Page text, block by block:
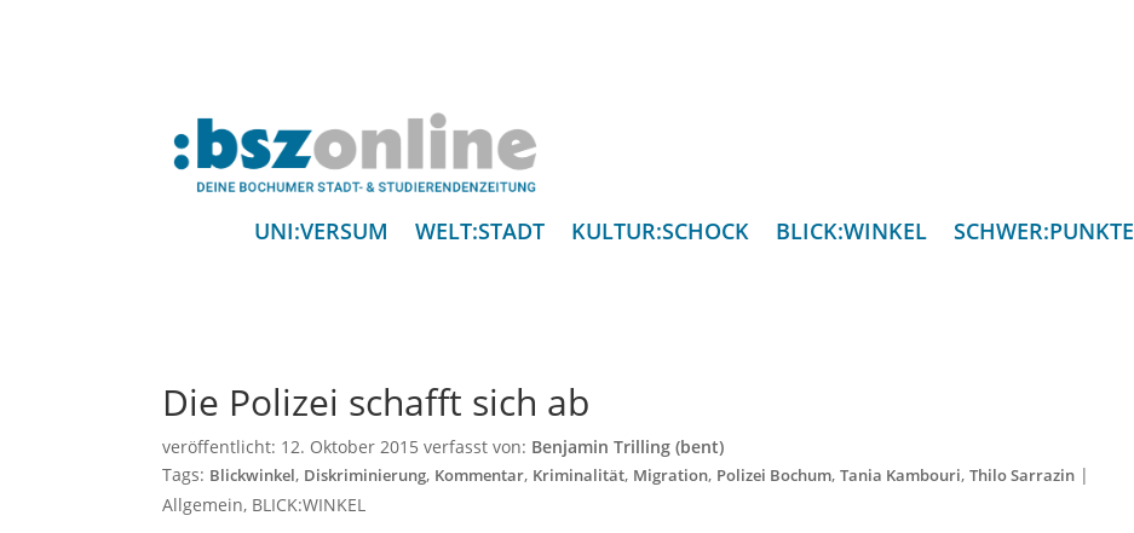
UNI:VERSUM WELT:STADT KULTUR:SCHOCK BLICK:WINKEL SCHWER:PUNKTE
Die Polizei schafft sich ab
veröffentlicht: 12. Oktober 2015 verfasst von: Benjamin Trilling (bent)
Tags: Blickwinkel, Diskriminierung, Kommentar, Kriminalität, Migration, Polizei Bochum,Tania Kambouri,Thilo Sarrazin |
Allgemein, BLICK:WINKEL